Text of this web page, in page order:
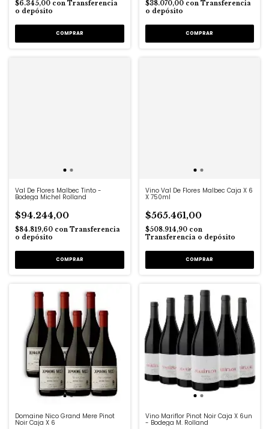
$6.345,00 con Transferencia
o depósito
$38.070,00 con Transferencia
o depósito
Val De Flores Malbec Tinto -
Bodega Michel Rolland
$94.244,00
$84.819,60 con Transferencia
o depósito
Vino Val De Flores Malbec Caja X 6
X 750ml
$565.461,00
$508.914,90 con
Transferencia o depósito
Domaine Nico Grand Mere Pinot
Noir Caja X 6
Vino Mariflor Pinot Noir Caja X 6un
- Bodega M. Rolland